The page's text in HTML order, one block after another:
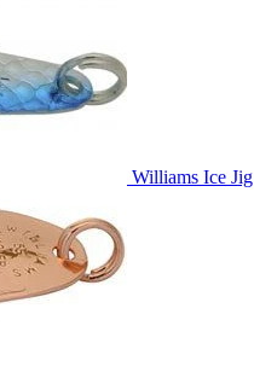
Williams Ice Jig